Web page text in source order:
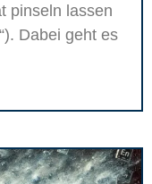
pinseln lassen
Dabei geht es